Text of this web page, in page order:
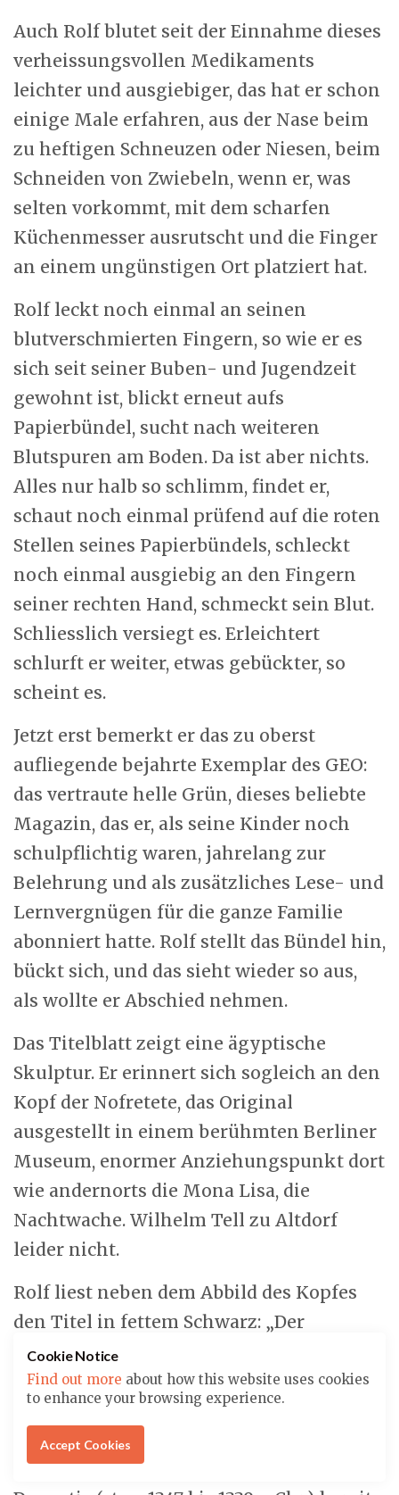
Auch Rolf blutet seit der Einnahme dieses
verheissungsvollen Medikaments
leichter und ausgiebiger, das hat er schon
einige Male erfahren, aus der Nase beim
zu heftigen Schneuzen oder Niesen, beim
Schneiden von Zwiebeln, wenn er, was
selten vorkommt, mit dem scharfen
Küchenmesser ausrutscht und die Finger
an einem ungünstigen Ort platziert hat.
Rolf leckt noch einmal an seinen
blutverschmierten Fingern, so wie er es
sich seit seiner Buben- und Jugendzeit
gewohnt ist, blickt erneut aufs
Papierbündel, sucht nach weiteren
Blutspuren am Boden. Da ist aber nichts.
Alles nur halb so schlimm, findet er,
schaut noch einmal prüfend auf die roten
Stellen seines Papierbündels, schleckt
noch einmal ausgiebig an den Fingern
seiner rechten Hand, schmeckt sein Blut.
Schliesslich versiegt es. Erleichtert
schlurft er weiter, etwas gebückter, so
scheint es.
Jetzt erst bemerkt er das zu oberst
aufliegende bejahrte Exemplar des GEO:
das vertraute helle Grün, dieses beliebte
Magazin, das er, als seine Kinder noch
schulpflichtig waren, jahrelang zur
Belehrung und als zusätzliches Lese- und
Lernvergnügen für die ganze Familie
abonniert hatte. Rolf stellt das Bündel hin,
bückt sich, und das sieht wieder so aus,
als wollte er Abschied nehmen.
Das Titelblatt zeigt eine ägyptische
Skulptur. Er erinnert sich sogleich an den
Kopf der Nofretete, das Original
ausgestellt in einem berühmten Berliner
Museum, enormer Anziehungspunkt dort
wie andernorts die Mona Lisa, die
Nachtwache. Wilhelm Tell zu Altdorf
leider nicht.
Rolf liest neben dem Abbild des Kopfes
den Titel in fettem Schwarz: „Der
geheimnisvolle Pharao: Tutanchamun.“
Und er erinnert sich mit Hilfe seines
GROSSEN BROCKHAUS, 1977, der immer
noch in der Mitte seiner Bücherwand
steht, dass der ägyptische König der 18.
Cookie Notice
Find out more about how this website uses cookies
to enhance your browsing experience.
Accept Cookies